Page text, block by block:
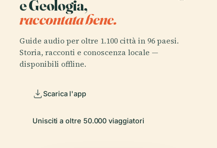
e Geologia,
raccontata bene.
Guide audio per oltre 1.100 città in 96 paesi.
Storia, racconti e conoscenza locale —
disponibili offline.
Scarica l'app
Unisciti a oltre 50.000 viaggiatori